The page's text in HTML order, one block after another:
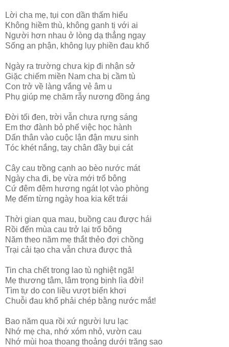
Lời cha mẹ, tụi con dần thấm hiểu
Không hiềm thù, không ganh tị với ai
Người hơn nhau ở lòng dạ thẳng ngay
Sống an phận, không lụy phiền đau khổ
Ngày ra trường chưa kịp đi nhận sở
Giặc chiếm miền Nam cha bị cầm tù
Con trở về làng vắng vẻ âm u
Phụ giúp mẹ chăm rẫy nương đồng áng
Đời tối đen, trời vẫn chưa rựng sáng
Em thơ đành bỏ phế việc học hành
Dấn thân vào cuộc lận đận mưu sinh
Tóc khét nắng, tay chân đầy bụi cát
Cây cau trồng cạnh ao bèo nước mát
Ngày cha đi, bẹ vừa mới trổ bông
Cứ đêm đêm hương ngát lọt vào phòng
Mẹ đếm từng ngày hoa kia kết trái
Thời gian qua mau, buồng cau được hái
Rồi đến mùa cau trở lại trổ bông
Năm theo năm mẹ thắt thẻo đợi chồng
Trại cải tạo cha vẫn chưa được thả
Tin cha chết trong lao tù nghiệt ngã!
Mẹ thương tâm, lâm trọng bịnh lìa đời!
Tìm tự do con liều vượt biển khơi
Chuỗi đau khổ phải chép bằng nước mắt!
Bao năm qua rồi xứ người lưu lạc
Nhớ mẹ cha, nhớ xóm nhỏ, vườn cau
Nhớ mùi hoa thoang thoảng dưới trăng sao